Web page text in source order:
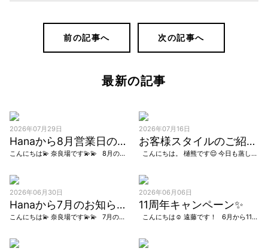
前の記事へ 次の記事へ
最新の記事
2026年07月29日
Hanaから8月営業日のお知らせ
こんにちは💫 奈良場です💫💫 8月のHanaの営業日が決まりました。 カレンダーにてご確認をお願いします。 長い長い夏休みです🌻 中々お時間が取れない方も多いと思います。 リタッ […]
2026年07月16日
お客様スタイルのご紹介です。
こんにちは。 樋熊です😌 今日も蒸し暑いですね～💦 梅雨明けは来週ですかね、皆さん体調に気をつけて熱中症にならないようにしましょうね😌 最近はとにかく暑いから、短くしたい！軽めにしたい！という […]
2026年06月30日
Hanaから7月のお知らせ。
こんにちは💫 奈良場です💫💫 7月の営業日が決まりました カレンダーでご確認をお願いします！ 暑くなってきたので、ショートヘッドスパの組み合わせがおすすめです😊頭皮の汚れを落として頭皮ケアしていきましょう👌 […]
2026年06月06日
11周年キャンペーン✨
こんにちは☺️ 遠藤です！ 6月から11周年のキャンペーンが はじまっています✨！ 日頃来て頂いているお客様へ 感謝の気持ちを込めまして 技術料金10%オフとさせていただきます […]